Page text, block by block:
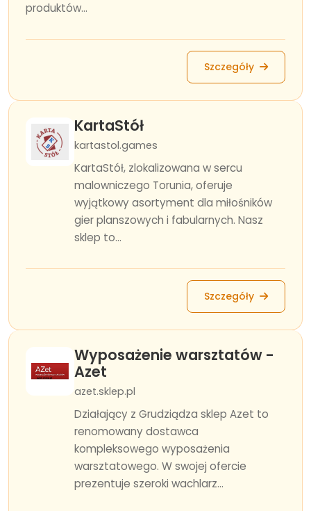
produktów...
Szczegóły
KartaStół
kartastol.games
KartaStół, zlokalizowana w sercu
malowniczego Torunia, oferuje
wyjątkowy asortyment dla miłośników
gier planszowych i fabularnych. Nasz
sklep to...
Szczegóły
Wyposażenie warsztatów -
Azet
azet.sklep.pl
Działający z Grudziądza sklep Azet to
renomowany dostawca
kompleksowego wyposażenia
warsztatowego. W swojej ofercie
prezentuje szeroki wachlarz...